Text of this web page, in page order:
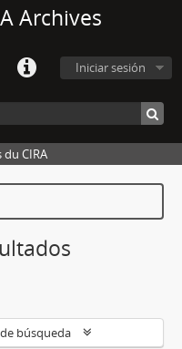
Archives
Iniciar sesión
CIRA
búsqueda